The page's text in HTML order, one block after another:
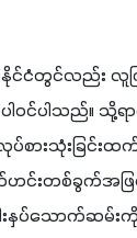
နိုင်ငံတွင်လည်း လူ
ပါဝင်ပါသည်။
ြုလုပ်စားသုံးခြ
င်းတစ်ခွက်အဖြစ်
နှပ်သောက်ဆမ်း